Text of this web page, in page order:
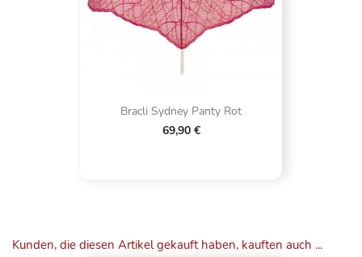
Bracli Sydney Panty Rot
69,90 €
Kunden, die diesen Artikel gekauft haben, kauften auch ...